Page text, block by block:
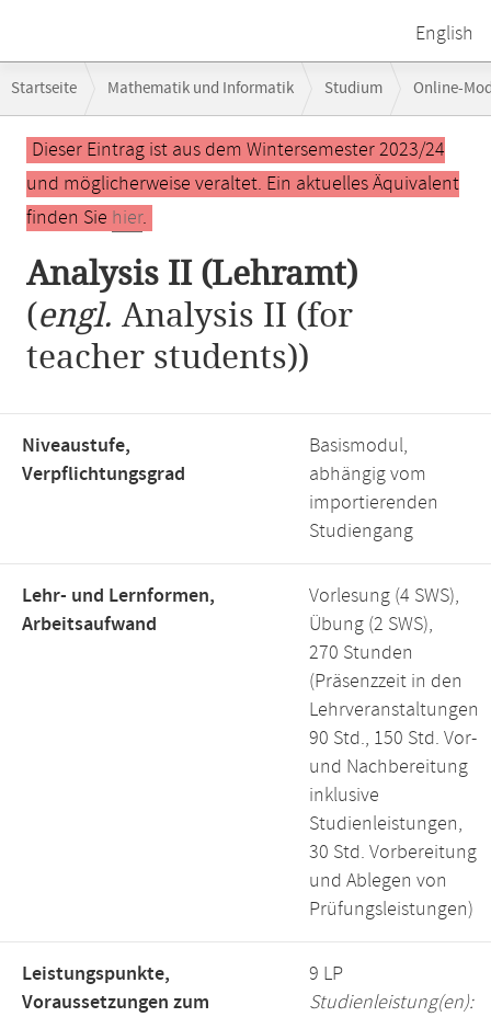
English
Navigation
Startseite Mathematik und Informatik Studium Online-
Hauptinhalt
Dieser Eintrag ist aus dem Wintersemester 2023/24
und möglicherweise veraltet. Ein aktuelles Äquivalent
finden Sie hier.
Analysis II (Lehramt)
(engl. Analysis II (for
teacher students))
Niveaustufe,
Verpflichtungsgrad
Basismodul,
abhängig vom
importierenden
Studiengang
Lehr- und Lernformen,
Arbeitsaufwand
Vorlesung (4 SWS),
Übung (2 SWS),
270 Stunden
(Präsenzzeit in den
Lehrveranstaltungen
90 Std., 150 Std. Vor-
und Nachbereitung
inklusive
Studienleistungen,
30 Std. Vorbereitung
und Ablegen von
Prüfungsleistungen)
Leistungspunkte,
Voraussetzungen zum
9 LP
Studienleistung(en):